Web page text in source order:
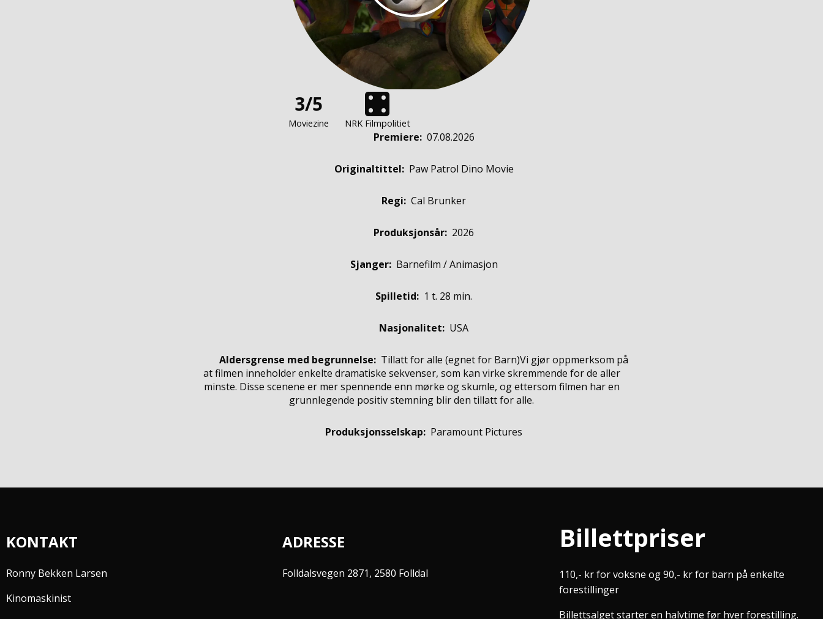
3/5
Moviezine NRK Filmpolitiet
Premiere: 07.08.2026
Originaltittel: Paw Patrol Dino Movie
Regi: Cal Brunker
Produksjonsår: 2026
Sjanger: Barnefilm / Animasjon
Spilletid: 1 t. 28 min.
Nasjonalitet: USA
Aldersgrense med begrunnelse: Tillatt for alle (egnet for Barn)Vi gjør oppmerksom på
at filmen inneholder enkelte dramatiske sekvenser, som kan virke skremmende for de aller
minste. Disse scenene er mer spennende enn mørke og skumle, og ettersom filmen har en
grunnlegende positiv stemning blir den tillatt for alle.
Produksjonsselskap: Paramount Pictures
KONTAKT
Ronny Bekken Larsen
Kinomaskinist
ADRESSE
Folldalsvegen 2871, 2580 Folldal
Billettpriser
110,- kr for voksne og 90,- kr for barn på enkelte
forestillinger
Billettsalget starter en halvtime før hver forestilling.